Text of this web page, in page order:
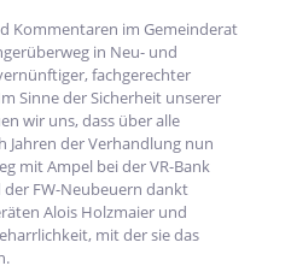
Kommentaren im Gemeinderat
in Neu- und
fachgerechter
Sinne der Sicherheit unserer
wir uns, dass über alle
Jahren der Verhandlung nun
mit Ampel bei der VR-Bank
FW-Neubeuern dankt
Alois Holzmaier und
mit der sie das